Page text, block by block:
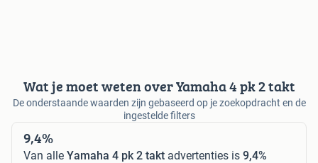
Wat je moet weten over Yamaha 4 pk 2 takt
De onderstaande waarden zijn gebaseerd op je zoekopdracht en de
ingestelde filters
9,4%
Van alle Yamaha 4 pk 2 takt advertenties is 9,4%